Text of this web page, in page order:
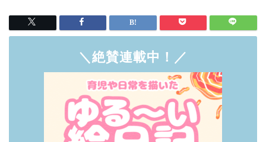
＼絶賛連載中！／